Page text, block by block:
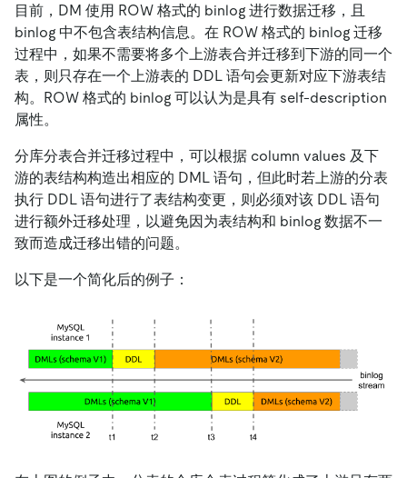
目前，DM 使用 ROW 格式的 binlog 进行数据迁移，且
binlog 中不包含表结构信息。在 ROW 格式的 binlog 迁移
过程中，如果不需要将多个上游表合并迁移到下游的同一个
表，则只存在一个上游表的 DDL 语句会更新对应下游表结
构。ROW 格式的 binlog 可以认为是具有 self-description
属性。
分库分表合并迁移过程中，可以根据 column values 及下
游的表结构构造出相应的 DML 语句，但此时若上游的分表
执行 DDL 语句进行了表结构变更，则必须对该 DDL 语句
进行额外迁移处理，以避免因为表结构和 binlog 数据不一
致而造成迁移出错的问题。
以下是一个简化后的例子：